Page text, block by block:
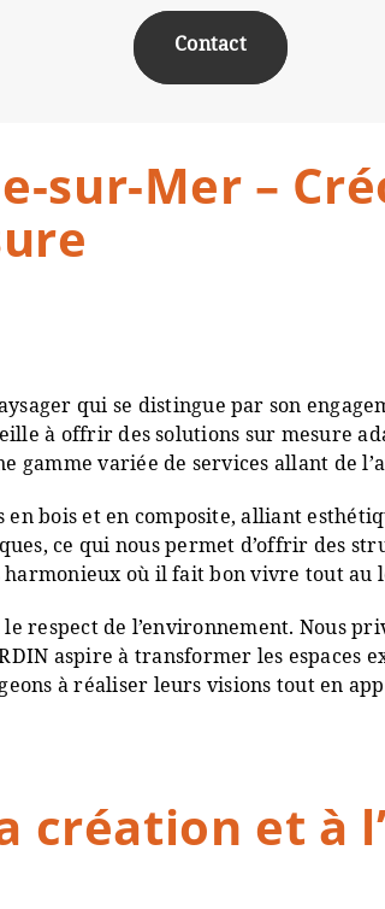
Contact
sur-Mer –
qui se distingue par son
à offrir des solutions sur mesure
gamme variée de services allant de
bois et en composite, alliant
ce qui nous permet d’offrir des
où il fait bon vivre tout au
respect de l’environnement. Nous
aspire à transformer les
à réaliser leurs visions tout en
création et